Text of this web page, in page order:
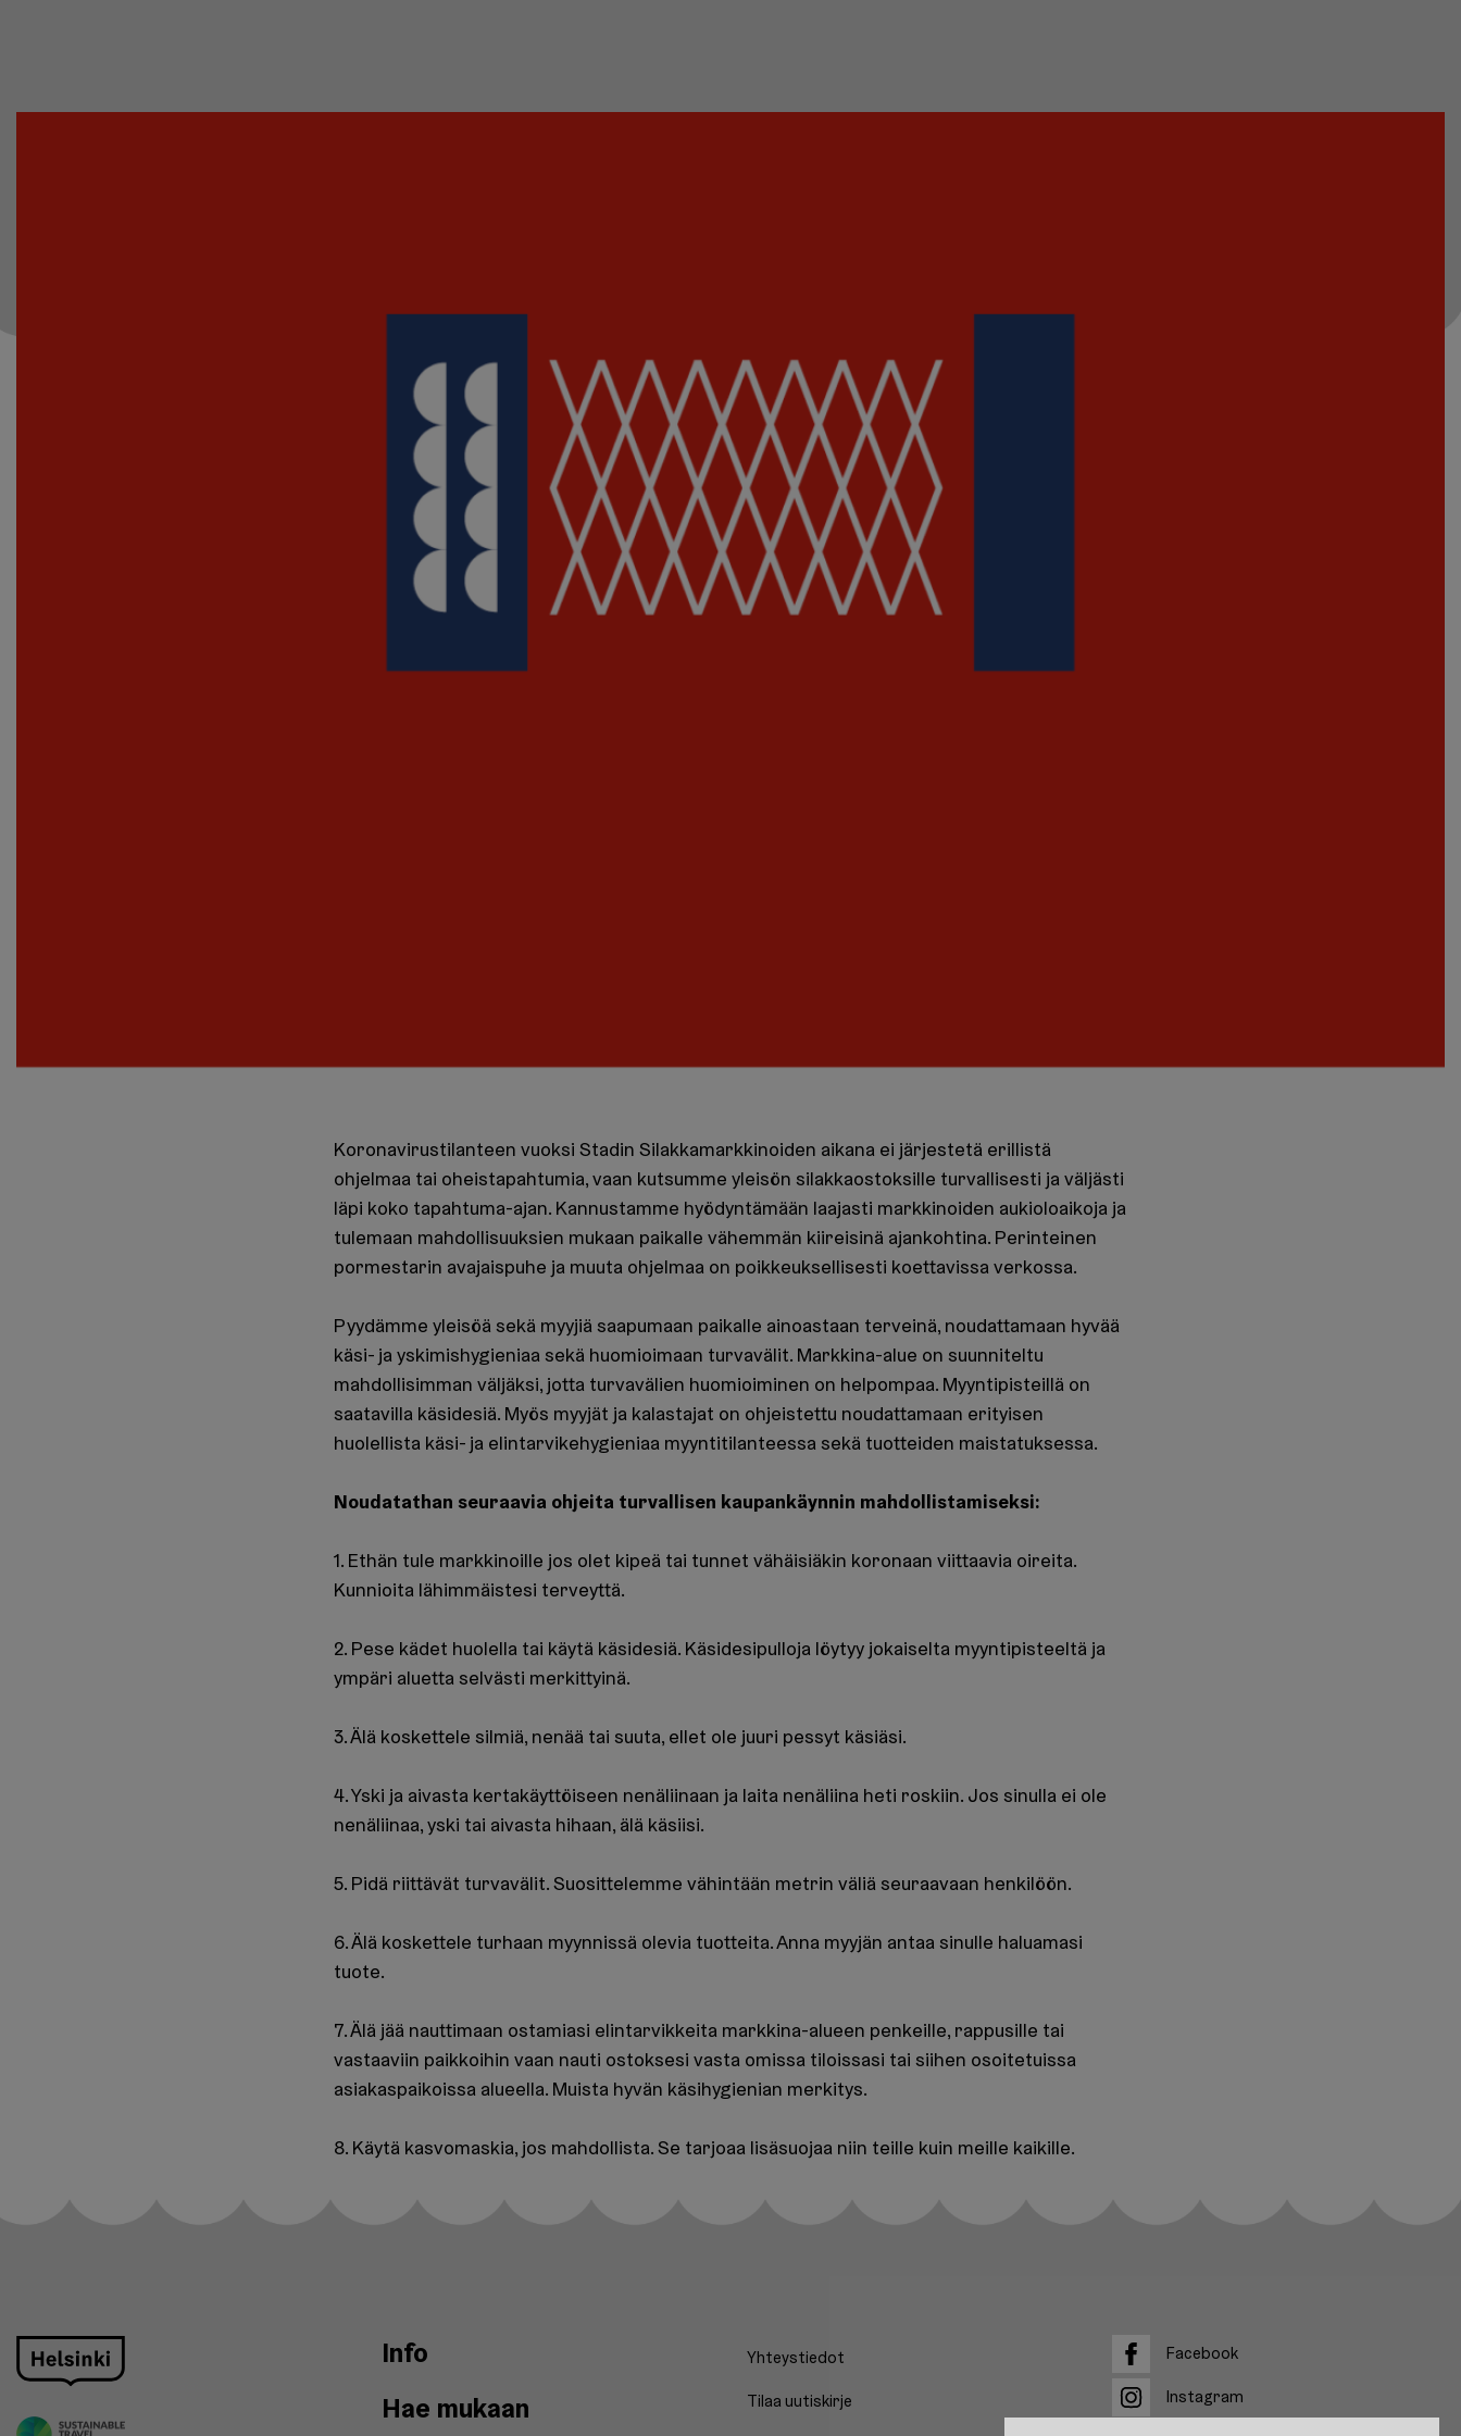
Koronavirustilanteen vuoksi Stadin Silakkamarkkinoiden aikana ei järjestetä erillistä
ohjelmaa tai oheistapahtumia, vaan kutsumme yleisön silakkaostoksille turvallisesti ja väljästi
läpi koko tapahtuma-ajan. Kannustamme hyödyntämään laajasti markkinoiden aukioloaikoja ja
tulemaan mahdollisuuksien mukaan paikalle vähemmän kiireisinä ajankohtina. Perinteinen
pormestarin avajaispuhe ja muuta ohjelmaa on poikkeuksellisesti koettavissa verkossa.
Pyydämme yleisöä sekä myyjiä saapumaan paikalle ainoastaan terveinä, noudattamaan hyvää
käsi- ja yskimishygieniaa sekä huomioimaan turvavälit. Markkina-alue on suunniteltu
mahdollisimman väljäksi, jotta turvavälien huomioiminen on helpompaa. Myyntipisteillä on
saatavilla käsidesiä. Myös myyjät ja kalastajat on ohjeistettu noudattamaan erityisen
huolellista käsi- ja elintarvikehygieniaa myyntitilanteessa sekä tuotteiden maistatuksessa.
Noudatathan seuraavia ohjeita turvallisen kaupankäynnin mahdollistamiseksi:
1. Ethän tule markkinoille jos olet kipeä tai tunnet vähäisiäkin koronaan viittaavia oireita.
Kunnioita lähimmäistesi terveyttä.
2. Pese kädet huolella tai käytä käsidesiä. Käsidesipulloja löytyy jokaiselta myyntipisteeltä ja
ympäri aluetta selvästi merkittyinä.
3. Älä koskettele silmiä, nenää tai suuta, ellet ole juuri pessyt käsiäsi.
4. Yski ja aivasta kertakäyttöiseen nenäliinaan ja laita nenäliina heti roskiin. Jos sinulla ei ole
nenäliinaa, yski tai aivasta hihaan, älä käsiisi.
5. Pidä riittävät turvavälit. Suosittelemme vähintään metrin väliä seuraavaan henkilöön.
6. Älä koskettele turhaan myynnissä olevia tuotteita. Anna myyjän antaa sinulle haluamasi
tuote.
7. Älä jää nauttimaan ostamiasi elintarvikkeita markkina-alueen penkeille, rappusille tai
vastaaviin paikkoihin vaan nauti ostoksesi vasta omissa tiloissasi tai siihen osoitetuissa
asiakaspaikoissa alueella. Muista hyvän käsihygienian merkitys.
8. Käytä kasvomaskia, jos mahdollista. Se tarjoaa lisäsuojaa niin teille kuin meille kaikille.
Info
Hae mukaan
Yhteystiedot
Tilaa uutiskirje
Facebook
Facebook
Instagram
Instagram